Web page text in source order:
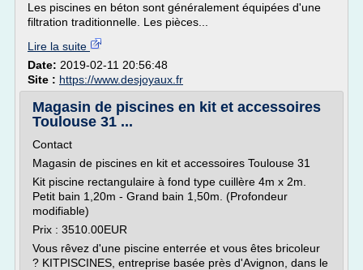
Les piscines en béton sont généralement équipées d'une
filtration traditionnelle. Les pièces...
Lire la suite
Date: 2019-02-11 20:56:48
Site : https://www.desjoyaux.fr
Magasin de piscines en kit et accessoires
Toulouse 31 ...
Contact
Magasin de piscines en kit et accessoires Toulouse 31
Kit piscine rectangulaire à fond type cuillère 4m x 2m.
Petit bain 1,20m - Grand bain 1,50m. (Profondeur
modifiable)
Prix : 3510.00EUR
Vous rêvez d'une piscine enterrée et vous êtes bricoleur
? KITPISCINES, entreprise basée près d'Avignon, dans le